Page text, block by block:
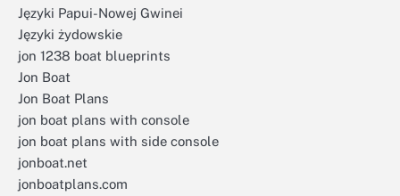
Języki Papui-Nowej Gwinei
Języki żydowskie
jon 1238 boat blueprints
Jon Boat
Jon Boat Plans
jon boat plans with console
jon boat plans with side console
jonboat.net
jonboatplans.com